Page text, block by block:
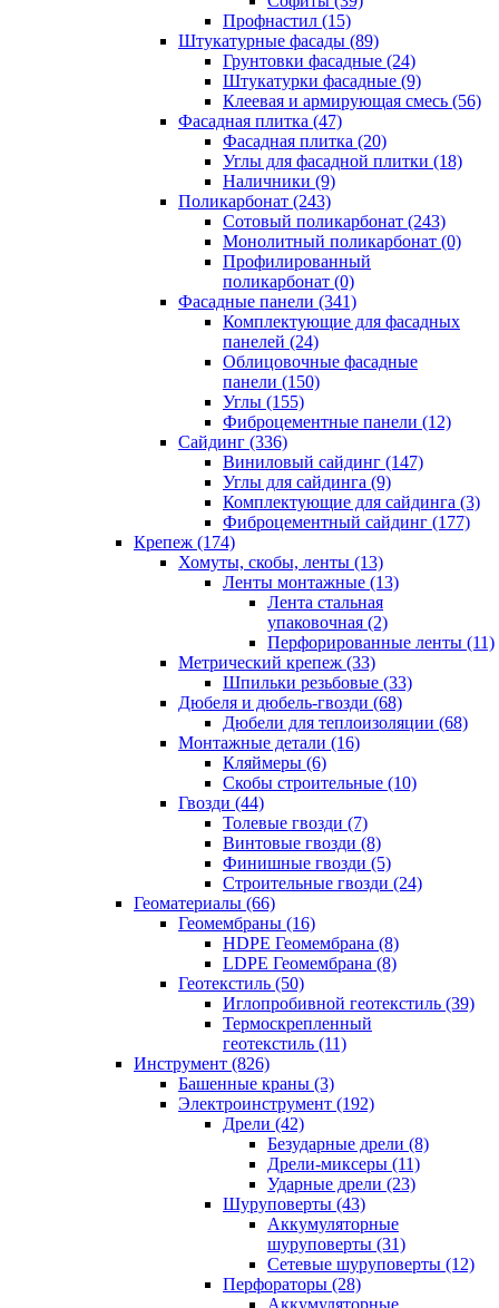
Профнастил (15)
Штукатурные фасады (89)
Грунтовки фасадные (24)
Штукатурки фасадные (9)
Клеевая и армирующая смесь (56)
Фасадная плитка (47)
Фасадная плитка (20)
Углы для фасадной плитки (18)
Наличники (9)
Поликарбонат (243)
Сотовый поликарбонат (243)
Монолитный поликарбонат (0)
Профилированный
поликарбонат (0)
Фасадные панели (341)
Комплектующие для фасадных
панелей (24)
Облицовочные фасадные
панели (150)
Углы (155)
Фиброцементные панели (12)
Сайдинг (336)
Виниловый сайдинг (147)
Углы для сайдинга (9)
Комплектующие для сайдинга (3)
Фиброцементный сайдинг (177)
Крепеж (174)
Хомуты, скобы, ленты (13)
Ленты монтажные (13)
Лента стальная
упаковочная (2)
Перфорированные ленты (11)
Метрический крепеж (33)
Шпильки резьбовые (33)
Дюбеля и дюбель-гвозди (68)
Дюбели для теплоизоляции (68)
Монтажные детали (16)
Кляймеры (6)
Скобы строительные (10)
Гвозди (44)
Толевые гвозди (7)
Винтовые гвозди (8)
Финишные гвозди (5)
Строительные гвозди (24)
Геоматериалы (66)
Геомембраны (16)
HDPE Геомембрана (8)
LDPE Геомембрана (8)
Геотекстиль (50)
Иглопробивной геотекстиль (39)
Термоскрепленный
геотекстиль (11)
Инструмент (826)
Башенные краны (3)
Электроинструмент (192)
Дрели (42)
Безударные дрели (8)
Дрели-миксеры (11)
Ударные дрели (23)
Шуруповерты (43)
Аккумуляторные
шуруповерты (31)
Сетевые шуруповерты (12)
Перфораторы (28)
Аккумуляторные